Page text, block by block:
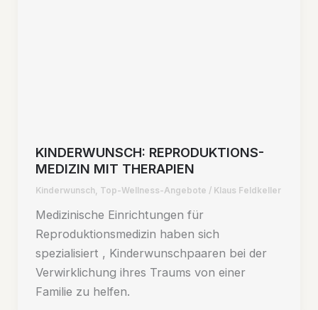
KINDERWUNSCH: REPRODUKTIONS-
MEDIZIN MIT THERAPIEN
Kinderwunsch, Top-Wellness-Angebote / Klaus Feldkeller
Medizinische Einrichtungen für
Reproduktionsmedizin haben sich
spezialisiert , Kinderwunschpaaren bei der
Verwirklichung ihres Traums von einer
Familie zu helfen.